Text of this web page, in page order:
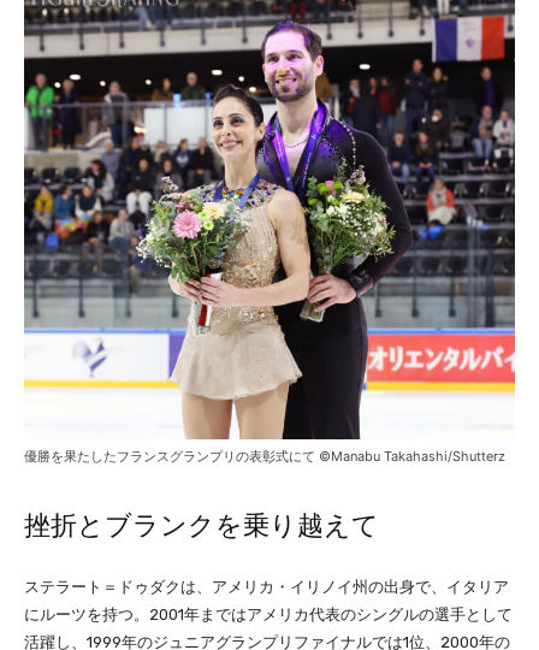
優勝を果たしたフランスグランプリの表彰式にて ©Manabu Takahashi/Shutterz
挫折とブランクを乗り越えて
ステラート＝ドゥダクは、アメリカ・イリノイ州の出身で、イタリア
にルーツを持つ。2001年まではアメリカ代表のシングルの選手として
活躍し、1999年のジュニアグランプリファイナルでは1位、2000年の